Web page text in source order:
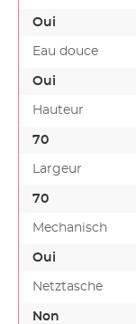
Oui
Eau douce
Oui
Hauteur
70
Largeur
70
Mechanisch
Oui
Netztasche
Non